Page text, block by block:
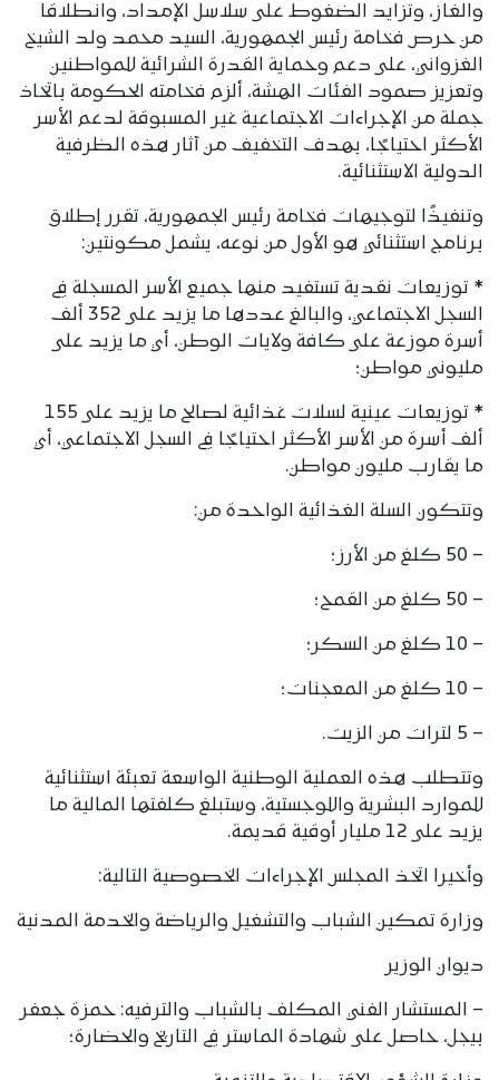
والغاز، وتزايد الضغوط على سلاسل الإمداد، وانطلاقا
من حرص فخامة رئيس الجمهورية، السيد محمد ولد الشيخ
الغزواني، على دعم وحماية القدرة الشرائية للمواطنين
وتعزيز صمود الفئات الهشة، ألزم فخامته الحكومة باتخاذ
جملة من الإجراءات الاجتماعية غير المسبوقة لدعم الأسر
الأكثر احتياجًا، بهدف التخفيف من آثار هذه الظرفية
الدولية الاستثنائية.
وتنفيذًا لتوجيهات فخامة رئيس الجمهورية، تقرر إطلاق
برنامج استثنائي هو الأول من نوعه، يشمل مكونتين:
* توزيعات نقدية تستفيد منها جميع الأسر المسجلة في
السجل الاجتماعي، والبالغ عددها ما يزيد على 352 ألف
أسرة موزعة على كافة ولايات الوطن، أي ما يزيد على
مليوني مواطن؛
* توزيعات عينية لسلات غذائية لصالح ما يزيد على 155
ألف أسرة من الأسر الأكثر احتياجًا في السجل الاجتماعي، أي
ما يقارب مليون مواطن.
وتتكون السلة الغذائية الواحدة من:
– 50 كلغ من الأرز؛
– 50 كلغ من القمح؛
– 10 كلغ من السكر؛
– 10 كلغ من المعجنات؛
– 5 لترات من الزيت.
وتتطلب هذه العملية الوطنية الواسعة تعبئة استثنائية
للموارد البشرية واللوجستية، وستبلغ كلفتها المالية ما
يزيد على 12 مليار أوقية قديمة.
وأخيرا اتخذ المجلس الإجراءات الخصوصية التالية:
وزارة تمكين الشباب والتشغيل والرياضة والخدمة المدنية
ديوان الوزير
– المستشار الفني المكلف بالشباب والترفيه: حمزة جعفر
بيجل، حاصل على شهادة الماستر في التاريخ والحضارة؛